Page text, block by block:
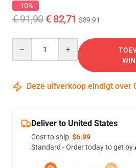
-10%
€ 91,90 € 82,71 $89.91
Deze uitverkoop eindigt over
Deliver to United States
Cost to ship:$6.99
Standard - Order today to get by